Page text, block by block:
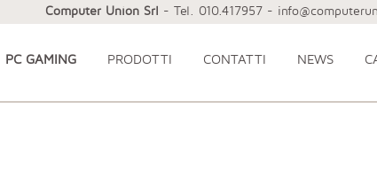
Computer Union Srl - Tel. 010.417957 -
PC GAMING PRODOTTI CONTATTI NEWS